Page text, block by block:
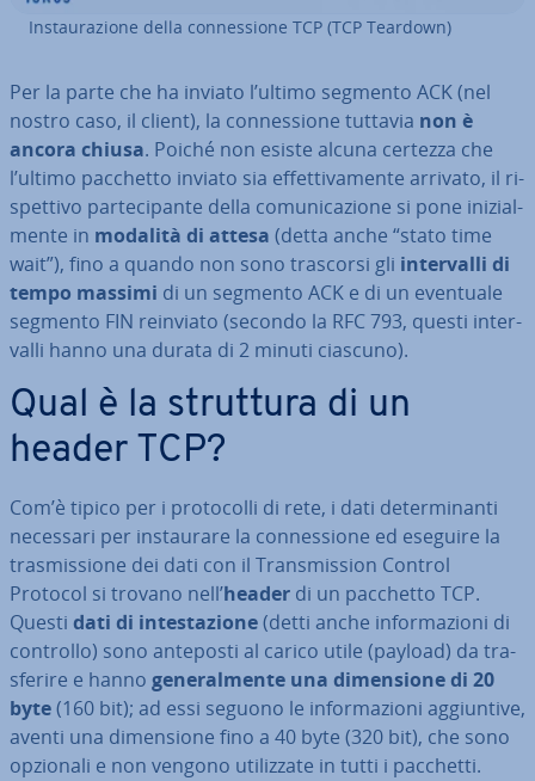
In­stau­ra­zio­ne della con­nes­sio­ne TCP (TCP Teardown)
Per la parte che ha inviato l’ultimo segmento ACK (nel
nostro caso, il client), la con­nes­sio­ne tuttavia non è
ancora chiusa. Poiché non esiste alcuna certezza che
l’ultimo pacchetto inviato sia ef­fet­ti­va­men­te arrivato, il ri­
spet­ti­vo par­te­ci­pan­te della co­mu­ni­ca­zio­ne si pone ini­zial­
men­te in modalità di attesa (detta anche “stato time
wait”), fino a quando non sono trascorsi gli in­ter­val­li di
tempo massimi di un segmento ACK e di un eventuale
segmento FIN reinviato (secondo la RFC 793, questi in­ter­
val­li hanno una durata di 2 minuti ciascuno).
Qual è la struttura di un
header TCP?
Com’è tipico per i pro­to­col­li di rete, i dati de­ter­mi­nan­ti
necessari per in­stau­ra­re la con­nes­sio­ne ed eseguire la
tra­smis­sio­ne dei dati con il Tran­smis­sion Control
Protocol si trovano nell’header di un pacchetto TCP.
Questi dati di in­te­sta­zio­ne(detti anche in­for­ma­zio­ni di
controllo) sono anteposti al carico utile (payload) da tra­
sfe­ri­re e hanno ge­ne­ral­men­te una di­men­sio­ne di 20
byte(160 bit); ad essi seguono le in­for­ma­zio­ni ag­giun­ti­ve,
aventi una di­men­sio­ne fino a 40 byte (320 bit), che sono
opzionali e non vengono uti­liz­za­te in tutti i pacchetti.